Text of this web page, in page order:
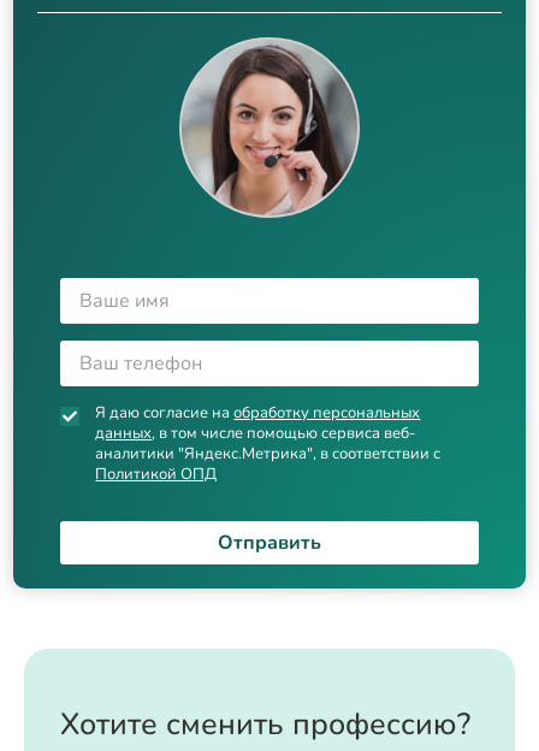
Я даю согласие наобработку персональных
данных, в том числе помощью сервиса веб-
аналитики "Яндекс.Метрика", в соответствии с
Политикой ОПД
Отправить
Хотите сменить профессию?